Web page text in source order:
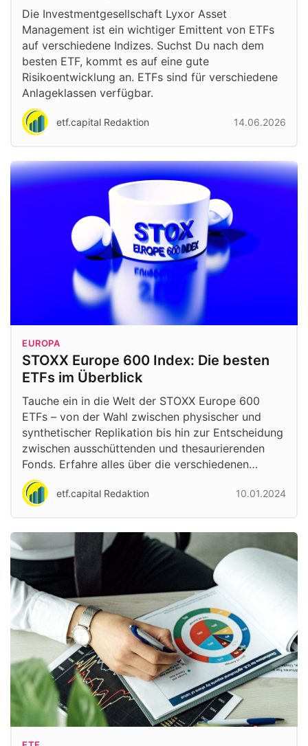
Die Investmentgesellschaft Lyxor Asset
Management ist ein wichtiger Emittent von ETFs
auf verschiedene Indizes. Suchst Du nach dem
besten ETF, kommt es auf eine gute
Risikoentwicklung an. ETFs sind für verschiedene
Anlageklassen verfügbar.
etf.capital Redaktion 14.06.2026
EUROPA
STOXX Europe 600 Index: Die besten
ETFs im Überblick
Tauche ein in die Welt der STOXX Europe 600
ETFs – von der Wahl zwischen physischer und
synthetischer Replikation bis hin zur Entscheidung
zwischen ausschüttenden und thesaurierenden
Fonds. Erfahre alles über die verschiedenen…
etf.capital Redaktion 10.01.2024